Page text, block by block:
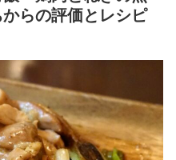
らの評価とレシピ